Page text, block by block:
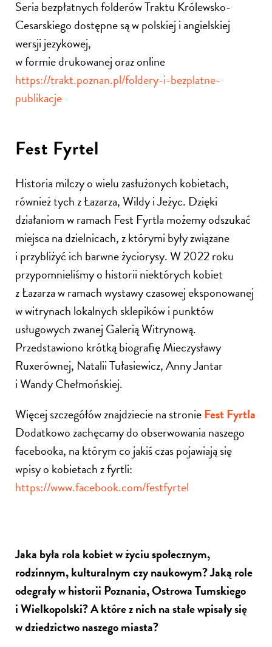
Seria bezpłatnych folderów Traktu Królewsko-
Cesarskiego dostępne są w polskiej i angielskiej
wersji jezykowej,
w formie drukowanej oraz online
https://trakt.poznan.pl/foldery-i-bezplatne-
publikacje
Fest Fyrtel
Historia milczy o wielu zasłużonych kobietach,
również tych z Łazarza, Wildy i Jeżyc. Dzięki
działaniom w ramach Fest Fyrtla możemy odszukać
miejsca na dzielnicach, z którymi były związane
i przybliżyć ich barwne życiorysy. W 2022 roku
przypomnieliśmy o historii niektórych kobiet
z Łazarza w ramach wystawy czasowej eksponowanej
w witrynach lokalnych sklepików i punktów
usługowych zwanej Galerią Witrynową.
Przedstawiono krótką biografię Mieczysławy
Ruxerównej, Natalii Tułasiewicz, Anny Jantar
i Wandy Chełmońskiej.
Więcej szczegółów znajdziecie na stronieFest Fyrtla
Dodatkowo zachęcamy do obserwowania naszego
facebooka, na którym co jakiś czas pojawiają się
wpisy o kobietach z fyrtli:
https://www.facebook.com/festfyrtel
Jaka była rola kobiet w życiu społecznym,
rodzinnym, kulturalnym czy naukowym? Jaką role
odegrały w historii Poznania, Ostrowa Tumskiego
i Wielkopolski? A które z nich na stałe wpisały się
w dziedzictwo naszego miasta?